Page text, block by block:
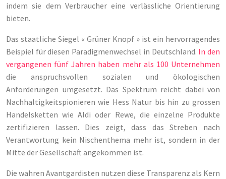
indem sie dem Verbraucher eine verlässliche Orientierung
bieten.
Das staatliche Siegel « Grüner Knopf » ist ein hervorragendes
Beispiel für diesen Paradigmenwechsel in Deutschland. In den
vergangenen fünf Jahren haben mehr als 100 Unternehmen
die anspruchsvollen sozialen und ökologischen
Anforderungen umgesetzt. Das Spektrum reicht dabei von
Nachhaltigkeitspionieren wie Hess Natur bis hin zu grossen
Handelsketten wie Aldi oder Rewe, die einzelne Produkte
zertifizieren lassen. Dies zeigt, dass das Streben nach
Verantwortung kein Nischenthema mehr ist, sondern in der
Mitte der Gesellschaft angekommen ist.
Die wahren Avantgardisten nutzen diese Transparenz als Kern